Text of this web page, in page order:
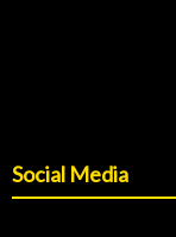
Social Media